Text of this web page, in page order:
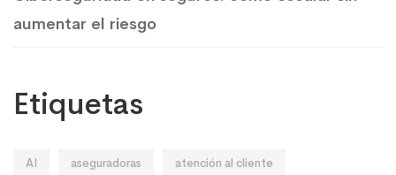
aumentar el riesgo
Etiquetas
AI aseguradoras atención al cliente